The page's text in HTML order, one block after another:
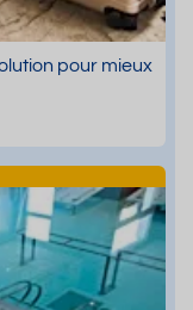
pour mieux